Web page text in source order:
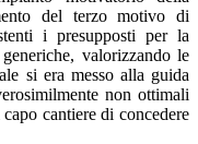
del terzo motivo di
i presupposti per la
valorizzando le
si era messo alla guida
non ottimali
cantiere di concedere